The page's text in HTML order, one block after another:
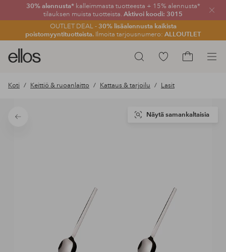
30% alennusta*kalleimmasta tuotteesta + 15% alennusta*
tilauksen muista tuotteista. Aktivoi koodi: 3015
OUTLET DEAL -30% lisäalennusta kaikista
poistomyyntituotteista. Ilmoita tarjousnumero: ALLOUTLET
Sulje
Hae
Ellos-
logo
siirry
Siirry
Koti Keittiö & ruoanlaitto Kattaus & tarjoilu Lasit
Takaisin
Näytä samankaltaisia